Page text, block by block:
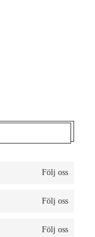
Följ oss
Följ oss
Följ oss